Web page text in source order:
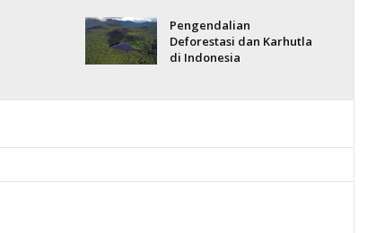
Pengendalian
Deforestasi dan Karhutla
di Indonesia